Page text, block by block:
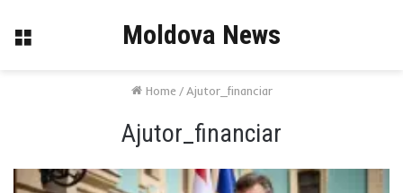
Menu Moldova News
Home / Ajutor_financiar
Ajutor_financiar